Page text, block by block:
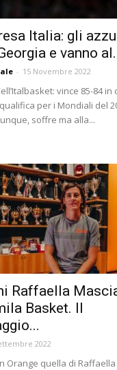
Italia: gli
e vanno
- 15 Novembre 2022
vince 85-84 in
per i Mondiali del
soffre ma alla...
Raffaella
Basket. Il
2022
Orange quella di Raffaella